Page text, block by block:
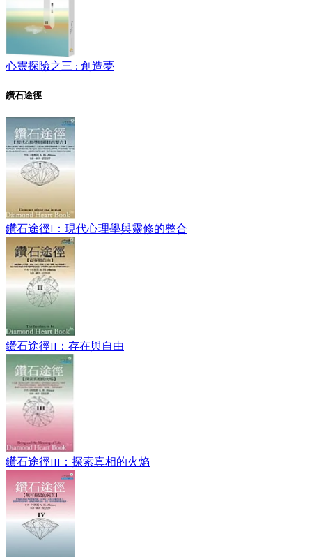
心靈探險之三 : 創造夢
鑽石途徑
鑽石途徑I：現代心理學與靈修的整合
鑽石途徑II：存在與自由
鑽石途徑III：探索真相的火焰